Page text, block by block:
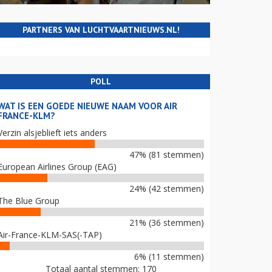
PARTNERS VAN LUCHTVAARTNIEUWS.NL!
POLL
IS EEN GOEDE NIEUWE NAAM VOOR AIR
KLM?
alsjeblieft iets anders
47% (81 stemmen)
Airlines Group (EAG)
24% (42 stemmen)
Blue Group
21% (36 stemmen)
France-KLM-SAS(-TAP)
6% (11 stemmen)
Totaal aantal stemmen: 170